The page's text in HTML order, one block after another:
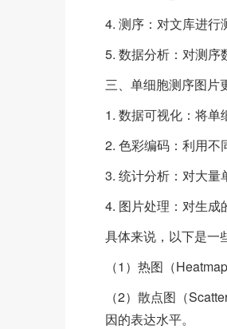
4. 测序：对文库进行
5. 数据分析：对测序
三、单细胞测序图片
1. 数据可视化：将单
2. 色彩编码：利用不
3. 统计分析：对大量
4. 图片处理：对生成
具体来说，以下是一
（1）热图（
（2）散点图（
因的表达水平。